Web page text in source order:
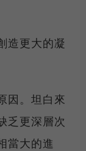
造更大的凝
因。坦白來
乏更深層次
當大的進